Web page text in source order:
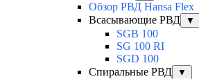
Обзор РВД Hansa Flex
Всасывающие РВД
▼
SGB 100
SG 100 RI
SGD 100
Спиральные РВД
▼